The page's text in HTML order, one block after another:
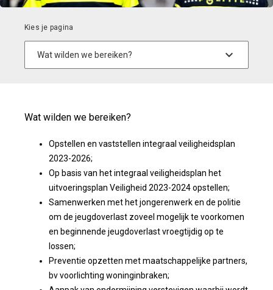
Wat wilden we bereiken?
Opstellen en vaststellen integraal veiligheidsplan
2023-2026;
Op basis van het integraal veiligheidsplan het
uitvoeringsplan Veiligheid 2023-2024 opstellen;
Samenwerken met het jongerenwerk en de politie
om de jeugdoverlast zoveel mogelijk te voorkomen
en beginnende jeugdoverlast vroegtijdig op te
lossen;
Preventie opzetten met maatschappelijke partners,
bv voorlichting woninginbraken;